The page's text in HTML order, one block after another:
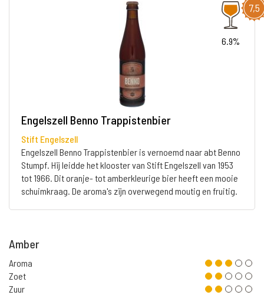
7,5
6.9%
Engelszell Benno Trappistenbier
Stift Engelszell
Engelszell Benno Trappistenbier is vernoemd naar abt Benno
Stumpf. Hij leidde het klooster van Stift Engelszell van 1953
tot 1966. Dit oranje- tot amberkleurige bier heeft een mooie
schuimkraag. De aroma's zijn overwegend moutig en fruitig.
Amber
Aroma
Zoet
Zuur